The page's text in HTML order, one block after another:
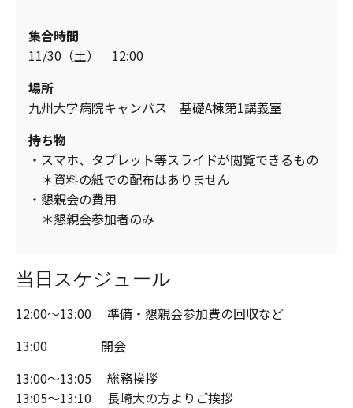
集合時間
11/30（土） 12:00
場所
九州大学病院キャンパス 基礎A棟第1講義室
持ち物
・スマホ、タブレット等スライドが閲覧できるもの
＊資料の紙での配布はありません
・懇親会の費用
＊懇親会参加者のみ
当日スケジュール
12:00〜13:00 準備・懇親会参加費の回収など
13:00 開会
13:00〜13:05 総務挨拶
13:05〜13:10 長崎大の方よりご挨拶